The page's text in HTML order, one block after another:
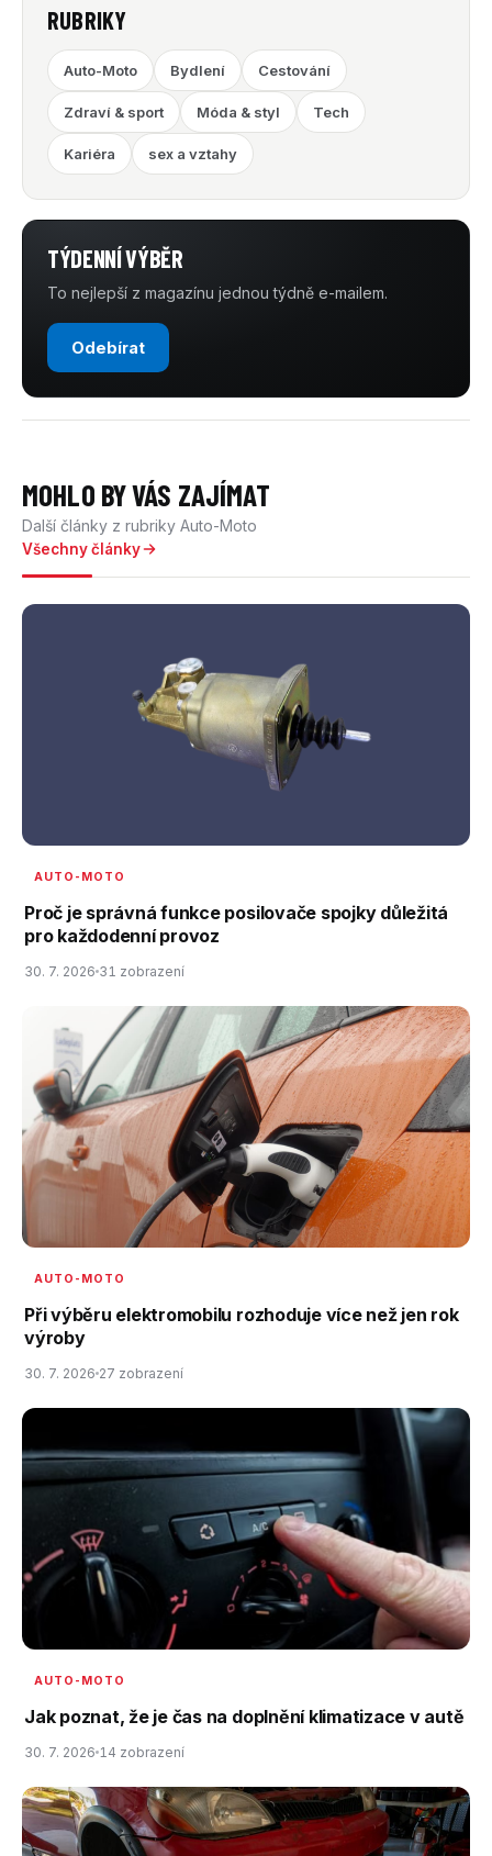
RUBRIKY
Auto-Moto Bydlení Cestování
Zdraví & sport Móda & styl Tech
Kariéra sex a vztahy
TÝDENNÍ VÝBĚR
To nejlepší z magazínu jednou týdně e-mailem.
Odebírat
MOHLO BY VÁS ZAJÍMAT
Další články z rubriky Auto-Moto
Všechny články
AUTO-MOTO
Proč je správná funkce posilovače spojky důležitá
pro každodenní provoz
30. 7. 2026 31 zobrazení
AUTO-MOTO
Při výběru elektromobilu rozhoduje více než jen rok
výroby
30. 7. 2026 27 zobrazení
AUTO-MOTO
Jak poznat, že je čas na doplnění klimatizace v autě
30. 7. 2026 14 zobrazení